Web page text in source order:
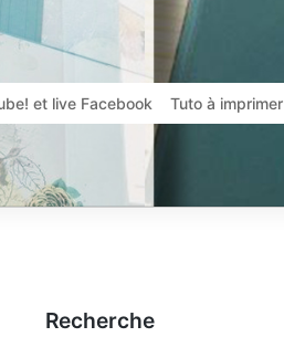
et live Facebook Tuto à imprimer
Recherche